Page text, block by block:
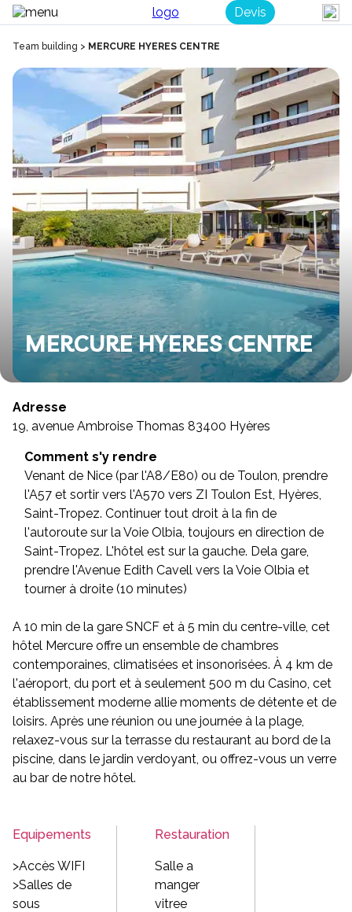
Devis
Team building > MERCURE HYERES CENTRE
MERCURE HYERES CENTRE
Adresse
19, avenue Ambroise Thomas 83400 Hyères
Comment s'y rendre
Venant de Nice (par l'A8/E80) ou de Toulon, prendre
l'A57 et sortir vers l'A570 vers ZI Toulon Est, Hyères,
Saint-Tropez. Continuer tout droit à la fin de
l'autoroute sur la Voie Olbia, toujours en direction de
Saint-Tropez. L'hôtel est sur la gauche. Dela gare,
prendre l'Avenue Edith Cavell vers la Voie Olbia et
tourner à droite (10 minutes)
A 10 min de la gare SNCF et à 5 min du centre-ville, cet
hôtel Mercure offre un ensemble de chambres
contemporaines, climatisées et insonorisées. À 4 km de
l'aéroport, du port et à seulement 500 m du Casino, cet
établissement moderne allie moments de détente et de
loisirs. Après une réunion ou une journée à la plage,
relaxez-vous sur la terrasse du restaurant au bord de la
piscine, dans le jardin verdoyant, ou offrez-vous un verre
au bar de notre hôtel.
Equipements
>Accès WIFI
>Salles de
sous
Restauration
Salle a
manger
vitree